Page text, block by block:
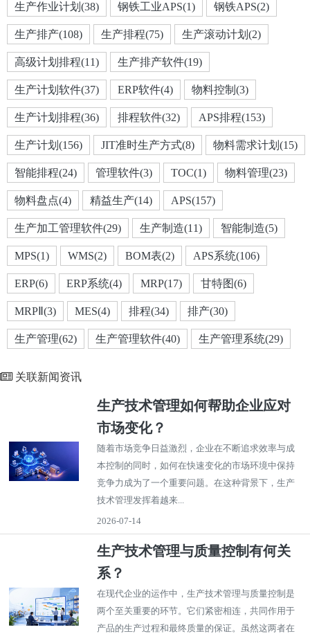
生产作业计划(38) 钢铁工业APS(1) 钢铁APS(2)
生产排产(108) 生产排程(75) 生产滚动计划(2)
高级计划排程(11) 生产排产软件(19)
生产计划软件(37) ERP软件(4) 物料控制(3)
生产计划排程(36) 排程软件(32) APS排程(153)
生产计划(156) JIT准时生产方式(8) 物料需求计划(15)
智能排程(24) 管理软件(3) TOC(1) 物料管理(23)
物料盘点(4) 精益生产(14) APS(157)
生产加工管理软件(29) 生产制造(11) 智能制造(5)
MPS(1) WMS(2) BOM表(2) APS系统(106)
ERP(6) ERP系统(4) MRP(17) 甘特图(6)
MRPⅡ(3) MES(4) 排程(34) 排产(30)
生产管理(62) 生产管理软件(40) 生产管理系统(29)
关联新闻资讯
生产技术管理如何帮助企业应对
市场变化？
随着市场竞争日益激烈，企业在不断追求效率与成
本控制的同时，如何在快速变化的市场环境中保持
竞争力成为了一个重要问题。在这种背景下，生产
技术管理发挥着越来...
2026-07-14
生产技术管理与质量控制有何关
系？
在现代企业的运作中，生产技术管理与质量控制是
两个至关重要的环节。它们紧密相连，共同作用于
产品的生产过程和最终质量的保证。虽然这两者在